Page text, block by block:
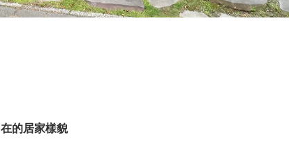
的居家樣貌